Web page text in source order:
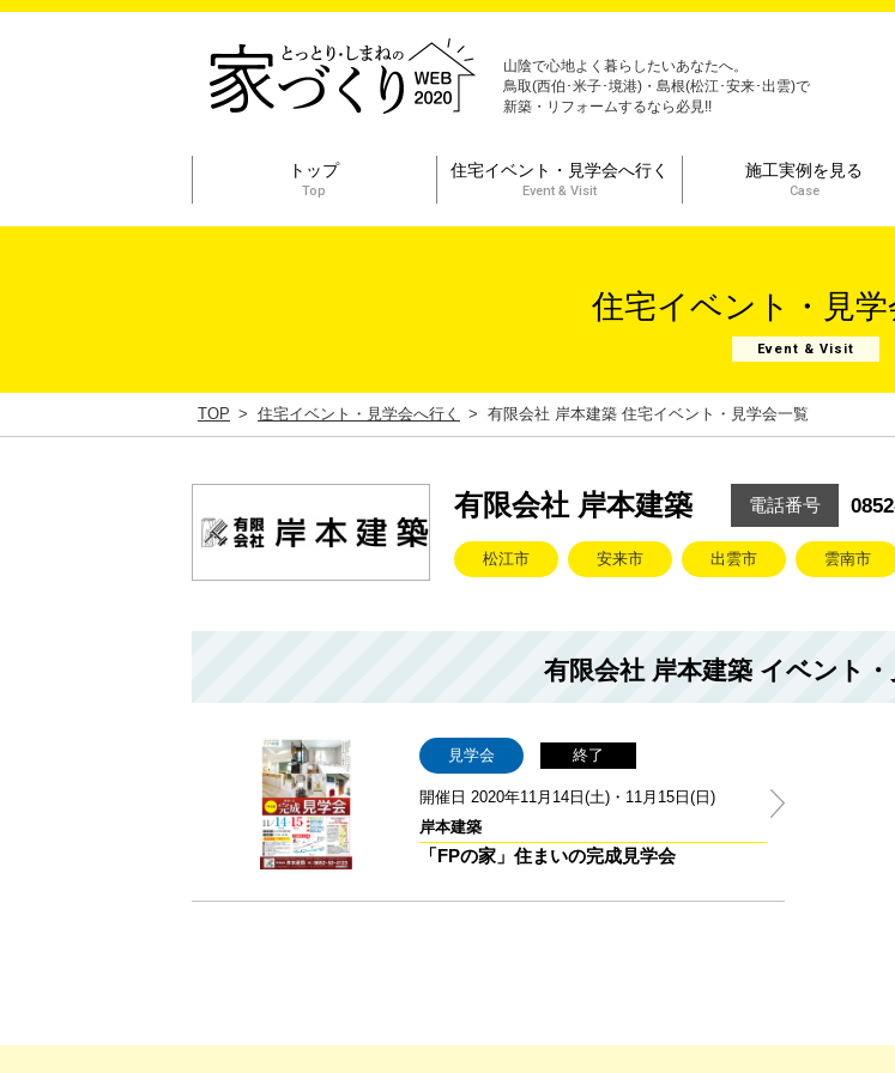
山陰で心地よく暮らしたいあなたへ。
鳥取(西伯･米子･境港)・島根(松江･安来･出雲)で
新築・リフォームするなら必見!!
トップ
Top
住宅イベント・見学会へ行く
Event & Visit
施工実例を見る
Case
住宅イベント・見学
Event & Visit
TOP 住宅イベント・見学会へ行く 有限会社 岸本建築 住宅イベント・見学会一覧
有限会社 岸本建築 電話番号
松江市 安来市 出雲市 雲南市
有限会社 岸本建築 イベント
見学会 終了
開催日 2020年11月14日(土)・11月15日(日)
岸本建築
「FPの家」住まいの完成見学会